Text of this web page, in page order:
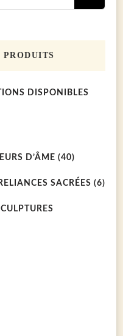
PRODUITS
DISPONIBLES
D’ÂME (40)
SACRÉES (6)